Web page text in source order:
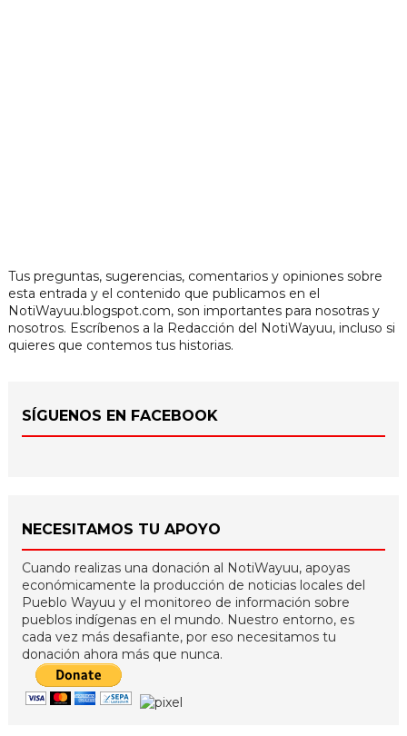
Tus preguntas, sugerencias, comentarios y opiniones sobre
esta entrada y el contenido que publicamos en el
NotiWayuu.blogspot.com, son importantes para nosotras y
nosotros. Escríbenos a la Redacción del NotiWayuu, incluso si
quieres que contemos tus historias.
SÍGUENOS EN FACEBOOK
NECESITAMOS TU APOYO
Cuando realizas una donación al NotiWayuu, apoyas
económicamente la producción de noticias locales del
Pueblo Wayuu y el monitoreo de información sobre
pueblos indígenas en el mundo. Nuestro entorno, es
cada vez más desafiante, por eso necesitamos tu
donación ahora más que nunca.